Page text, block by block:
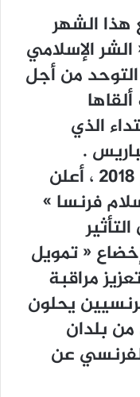
ﻫﺬﺍ ﺍﻟﺸﻬﺮ
ﺍﻟﺸﺮ ﺍﻹﺳﻼﻣﻲ
ﻣﻦ ﺃﺟﻞ
ﺍﻟﺬﻱ
.
ﻭﻓﻲ ﺍﻟﻨﺼﻒ ﺍﻷﻭﻝ ﻣﻦ ﻋﺎﻡ 2018 ، ﺃﻋﻠﻦ
ﻓﺮﻧﺴﺎ ‏»
‏« ﺗﻤﻮﻳﻞ
ﻣﺮﺍﻗﺒﺔ
ﻳﺤﻠﻮﻥ
ﺑﻠﺪﺍﻥ
ﻋﻦ